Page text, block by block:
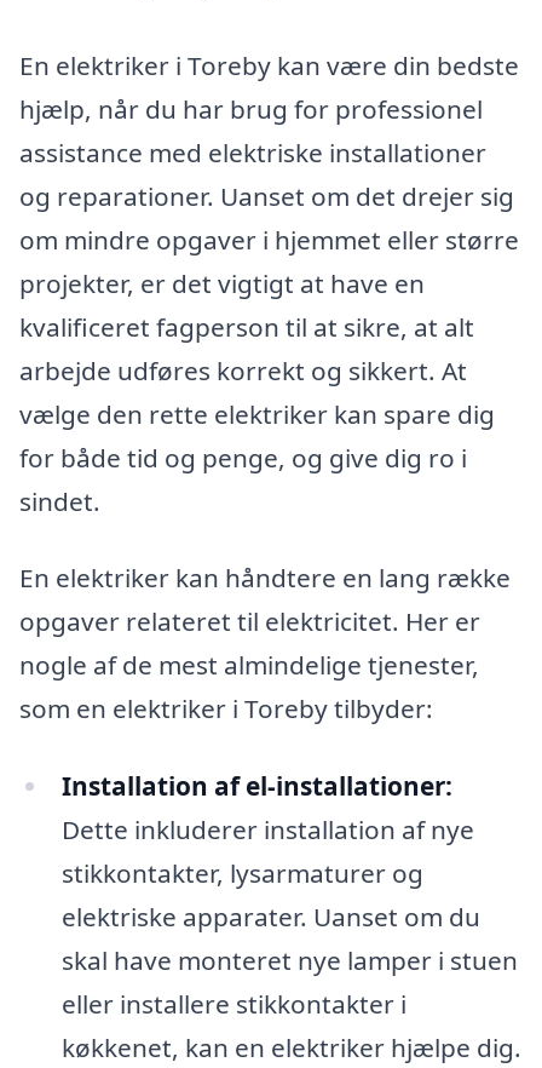
En elektriker i Toreby kan være din bedste
hjælp, når du har brug for professionel
assistance med elektriske installationer
og reparationer. Uanset om det drejer sig
om mindre opgaver i hjemmet eller større
projekter, er det vigtigt at have en
kvalificeret fagperson til at sikre, at alt
arbejde udføres korrekt og sikkert. At
vælge den rette elektriker kan spare dig
for både tid og penge, og give dig ro i
sindet.
En elektriker kan håndtere en lang række
opgaver relateret til elektricitet. Her er
nogle af de mest almindelige tjenester,
som en elektriker i Toreby tilbyder:
Installation af el-installationer:
Dette inkluderer installation af nye
stikkontakter, lysarmaturer og
elektriske apparater. Uanset om du
skal have monteret nye lamper i stuen
eller installere stikkontakter i
køkkenet, kan en elektriker hjælpe dig.